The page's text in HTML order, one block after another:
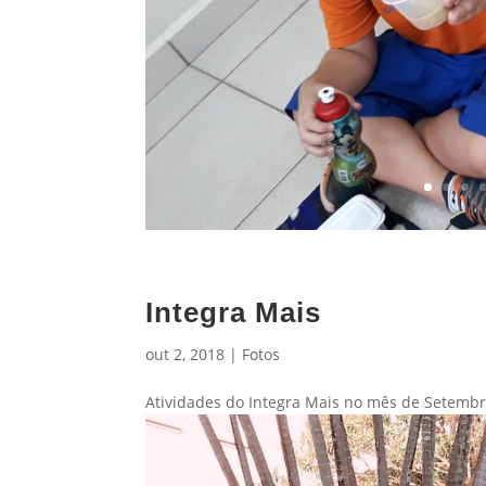
Integra Mais
out 2, 2018 | Fotos
Atividades do Integra Mais no mês de